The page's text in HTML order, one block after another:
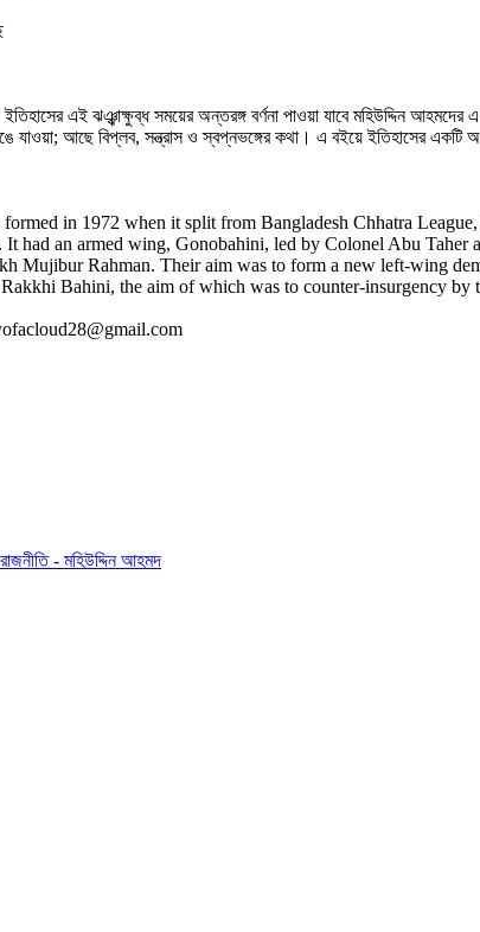
এই ঝঞ্ঝাক্ষুব্ধ সময়ের অন্তরঙ্গ বর্ণনা পাওয়া যাবে মহিউদ্দিন
যাওয়া; আছে বিপ্লব, সন্ত্রাস ও স্বপ্নভঙ্গের কথা। এ বইয়ে ইতিহাসের একটি
in 1972 when it split from Bangladesh Chhatra
had an armed wing, Gonobahini, led by Colonel Abu
Mujibur Rahman. Their aim was to form a new left-wing
Bahini, the aim of which was to counter-insurgency
- মহিউদ্দিন আহমদ